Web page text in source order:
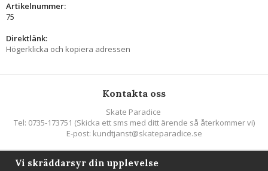
Artikelnummer:
75
Direktlänk:
Högerklicka och kopiera adressen
Kontakta oss
Skate Paradice
Tel: 0735-173751 (Skicka ett sms med ditt ärende så återkommer vi)
E-post: kundtjanst@skateparadice.se
Följ oss
Vi skräddarsyr din upplevelse